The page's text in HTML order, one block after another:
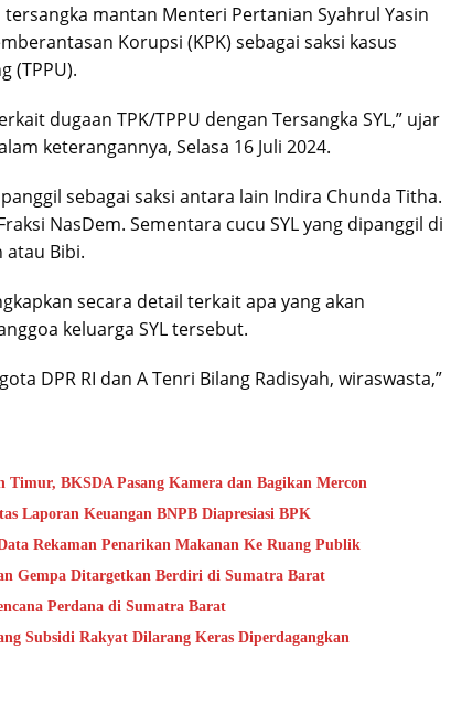
tersangka mantan Menteri Pertanian Syahrul Yasin
Korupsi (KPK) sebagai saksi kasus
(TPPU).
dugaan TPK/TPPU dengan Tersangka SYL,” ujar
keterangannya, Selasa 16 Juli 2024.
sebagai saksi antara lain Indira Chunda Titha.
NasDem. Sementara cucu SYL yang dipanggil di
atau Bibi.
secara detail terkait apa yang akan
keluarga SYL tersebut.
DPR RI dan A Tenri Bilang Radisyah, wiraswasta,”
BKSDA Pasang Kamera dan Bagikan Mercon
Laporan Keuangan BNPB Diapresiasi BPK
Rekaman Penarikan Makanan Ke Ruang Publik
Gempa Ditargetkan Berdiri di Sumatra Barat
Perdana di Sumatra Barat
Subsidi Rakyat Dilarang Keras Diperdagangkan